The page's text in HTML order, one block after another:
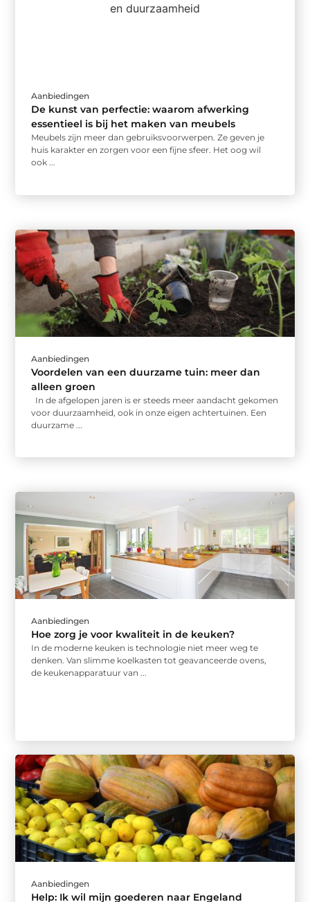
Aanbiedingen
De kunst van perfectie: waarom afwerking
essentieel is bij het maken van meubels
Meubels zijn meer dan gebruiksvoorwerpen. Ze geven je
huis karakter en zorgen voor een fijne sfeer. Het oog wil
ook ...
Aanbiedingen
Voordelen van een duurzame tuin: meer dan
alleen groen
In de afgelopen jaren is er steeds meer aandacht gekomen
voor duurzaamheid, ook in onze eigen achtertuinen. Een
duurzame ...
Aanbiedingen
Hoe zorg je voor kwaliteit in de keuken?
In de moderne keuken is technologie niet meer weg te
denken. Van slimme koelkasten tot geavanceerde ovens,
de keukenapparatuur van ...
Aanbiedingen
Help: Ik wil mijn goederen naar Engeland